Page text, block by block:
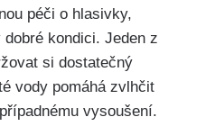
péči o hlasivky,
kondici. Jeden ‍z
si dostatečný
‌vody pomáhá zvlhčit
⁣vysoušení.⁢